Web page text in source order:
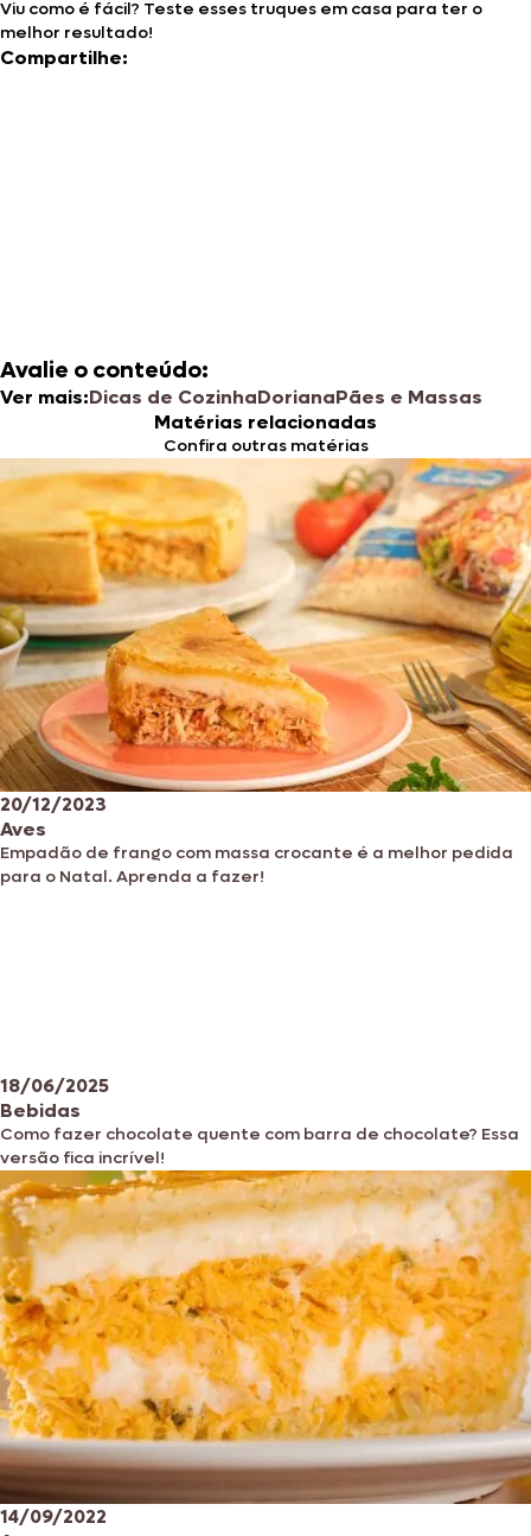
Viu como é fácil? Teste esses truques em casa para ter o
melhor resultado!
Compartilhe:
Avalie o conteúdo:
Ver mais:Dicas de CozinhaDorianaPães e Massas
Matérias relacionadas
Confira outras matérias
20/12/2023
Aves
Empadão de frango com massa crocante é a melhor pedida
para o Natal. Aprenda a fazer!
18/06/2025
Bebidas
Como fazer chocolate quente com barra de chocolate? Essa
versão fica incrível!
14/09/2022